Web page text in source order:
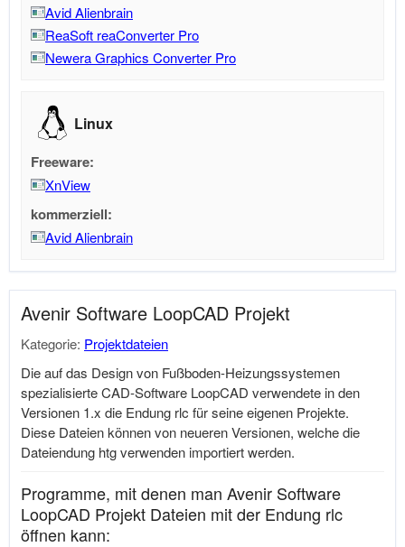
Avid Alienbrain
ReaSoft reaConverter Pro
Newera Graphics Converter Pro
Linux
Freeware:
XnView
kommerziell:
Avid Alienbrain
Avenir Software LoopCAD Projekt
Kategorie: Projektdateien
Die auf das Design von Fußboden-Heizungssystemen
spezialisierte CAD-Software LoopCAD verwendete in den
Versionen 1.x die Endung rlc für seine eigenen Projekte.
Diese Dateien können von neueren Versionen, welche die
Dateiendung htg verwenden importiert werden.
Programme, mit denen man Avenir Software
LoopCAD Projekt Dateien mit der Endung rlc
öffnen kann: